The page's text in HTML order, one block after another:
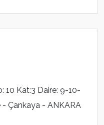
10 Kat:3 Daire: 9-10-
- Çankaya - ANKARA